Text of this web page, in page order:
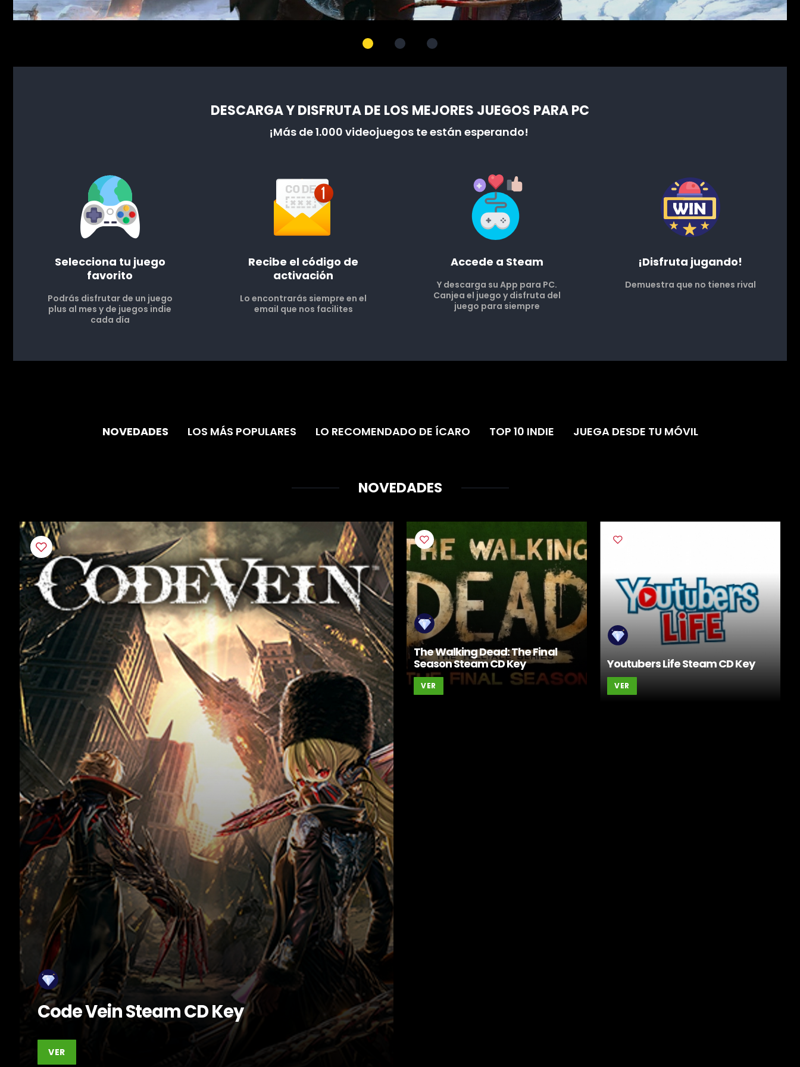
DESCARGA Y DISFRUTA DE LOS MEJORES JUEGOS PARA PC
¡Más de 1.000 videojuegos te están esperando!
Selecciona tu juego
favorito
Podrás disfrutar de un juego
plus al mes y de juegos indie
cada día
Recibe el código de
activación
Lo encontrarás siempre en el
email que nos facilites
Accede a Steam
Y descarga su App para PC.
Canjea el juego y disfruta del
juego para siempre
¡Disfruta jugando!
Demuestra que no tienes rival
NOVEDADES LOS MÁS POPULARES LO RECOMENDADO DE ÍCARO TOP 10 INDIE JUEGA DESDE TU MÓVIL
NOVEDADES
Code Vein Steam CD Key
VER
The Walking Dead: The Final
Season Steam CD Key
VER
Youtubers Life Steam CD Key
VER